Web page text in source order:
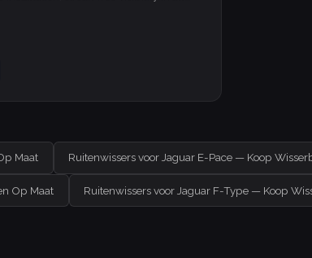
Maat Ruitenwissers voor Jaguar E-Pace — Koop
Op Maat Ruitenwissers voor Jaguar F-Type — Koop